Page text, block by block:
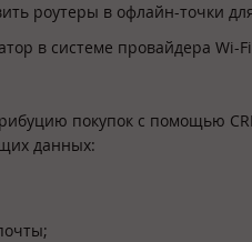
роутеры в офлайн-точки
в системе провайдера Wi-
покупок с помощью
данных: